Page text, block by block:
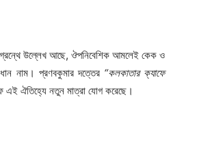
উল্লেখ আছে, ঔপনিবেশিক আমলেই কেক ও
নাম। প্রণবকুমার দত্তের “কলকাতার ক্যাফে
ঐতিহ্যে নতুন মাত্রা যোগ করেছে।